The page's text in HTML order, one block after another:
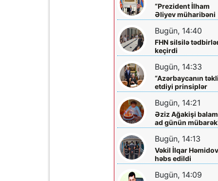
“Prezident İlham
Əliyev müharibəni
qazandı, həm də
sülhü qazandı!”
Bugün, 14:40
FHN silsilə
keçirdi
Bugün, 14:33
“Azərbaycanın
etdiyi prinsiplər
Qafqazın inkişafına
yeni imkanlar
yaradır”
Bugün, 14:21
Əziz Ağakişi
ad günün
Bugün, 14:13
Vəkil İlqar Həmidov
həbs edildi
Bugün, 14:09